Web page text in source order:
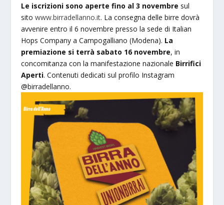
Le iscrizioni sono aperte fino al 3 novembre sul
sito www.birradellanno.it. La consegna delle birre dovrà
avvenire entro il 6 novembre presso la sede di Italian
Hops Company a Campogalliano (Modena). La
premiazione si terrà sabato 16 novembre, in
concomitanza con la manifestazione nazionale Birrifici
Aperti. Contenuti dedicati sul profilo Instagram
@birradellanno.